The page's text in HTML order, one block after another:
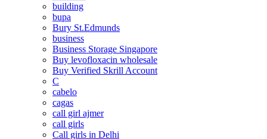
building
bupa
Bury St.Edmunds
business
Business Storage Singapore
Buy levofloxacin wholesale
Buy Verified Skrill Account
C
cabelo
cagas
call girl ajmer
call girls
Call girls in Delhi